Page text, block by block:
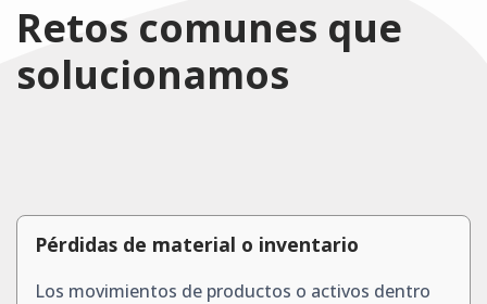
Retos comunes que
solucionamos
Pérdidas de material o inventario
Los movimientos de productos o activos dentro